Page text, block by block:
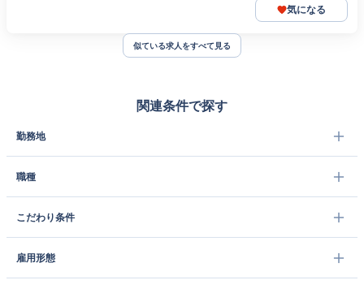
気になる
似ている求人をすべて見る
関連条件で探す
勤務地
職種
こだわり条件
雇用形態